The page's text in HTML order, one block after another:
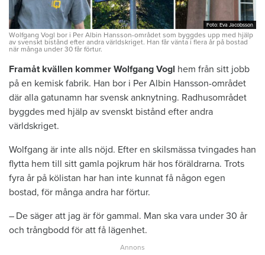
Foto: Eva Jacobsson
Foto: Eva Jacobsson
Wolfgang Vogl bor i Per Albin Hansson-området som byggdes upp med hjälp
av svenskt bistånd efter andra världskriget. Han får vänta i flera år på bostad
när många under 30 får förtur.
Framåt kvällen kommer Wolfgang Vogl hem från sitt jobb
på en kemisk fabrik. Han bor i Per Albin Hansson-området
där alla gatunamn har svensk anknytning. Radhusområdet
byggdes med hjälp av svenskt bistånd efter andra
världskriget.
Wolfgang är inte alls nöjd. Efter en skilsmässa tvingades han
flytta hem till sitt gamla pojkrum här hos föräldrarna. Trots
fyra år på kölistan har han inte kunnat få någon egen
bostad, för många andra har förtur.
– De säger att jag är för gammal. Man ska vara under 30 år
och trångbodd för att få lägenhet.